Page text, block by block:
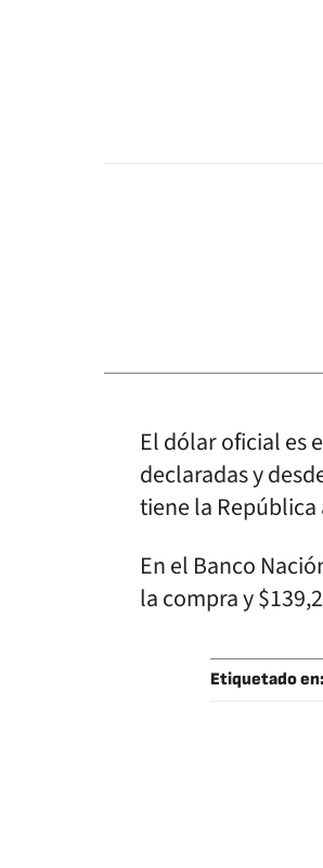
El dólar oficial es
declaradas y
tiene la
En el Banco
la compra y
Etiquetado en: